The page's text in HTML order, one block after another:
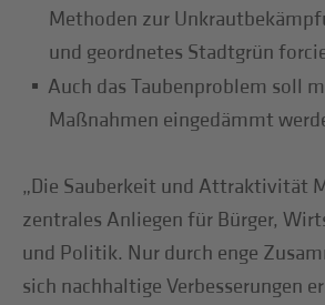
Methoden zur
und geordnetes Stadtgrün
Auch das Taubenproblem soll
Maßnahmen eingedämmt
„Die Sauberkeit und Attraktivität
zentrales Anliegen für Bürger,
und Politik. Nur durch enge
sich nachhaltige Verbesserungen